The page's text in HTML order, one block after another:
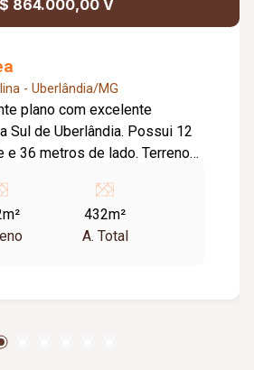
864.000,00 V
- Uberlândia/MG
plano com excelente
Sul de Uberlândia. Possui 12
e 36 metros de lado. Terreno
432m²
A. Total